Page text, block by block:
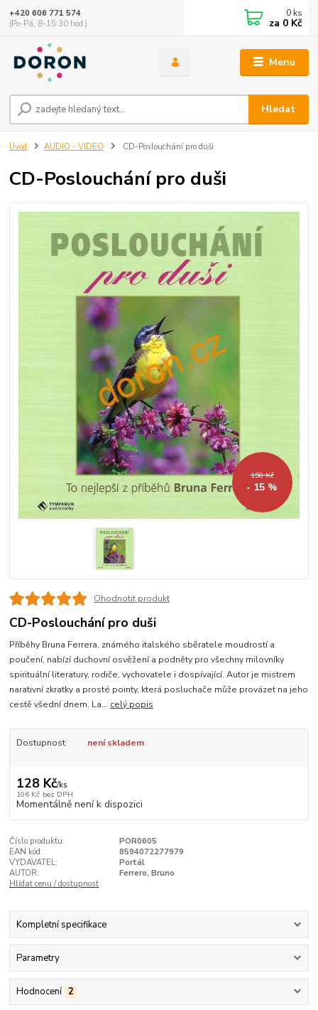
Menu
Hledat
+420 606 771 574
(Po-Pá, 8-15:30 hod.)
0 ks
za 0 Kč
Úvod AUDIO - VIDEO CD-Poslouchání pro duši
CD-Poslouchání pro duši
150 Kč
- 15 %
Ohodnotit produkt
CD-Poslouchání pro duši
Příběhy Bruna Ferrera, známého italského sběratele moudrostí a
poučení, nabízí duchovní osvěžení a podněty pro všechny milovníky
spirituální literatury, rodiče, vychovatele i dospívající. Autor je mistrem
narativní zkratky a prosté pointy, která posluchače může provázet na jeho
cestě všední dnem. La... celý popis
Dostupnost není skladem
128 Kč/ks
106 Kč bez DPH
Momentálně není k dispozici
Číslo produktu:
POR0605
EAN kód:
8594072277979
VYDAVATEL:
Portál
AUTOR:
Ferrero, Bruno
Hlídat cenu / dostupnost
Kompletní specifikace
Parametry
Hodnocení 2